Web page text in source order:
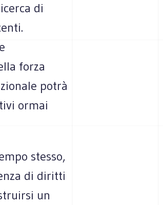
di
forza
potrà
ormai
stesso,
di diritti
un